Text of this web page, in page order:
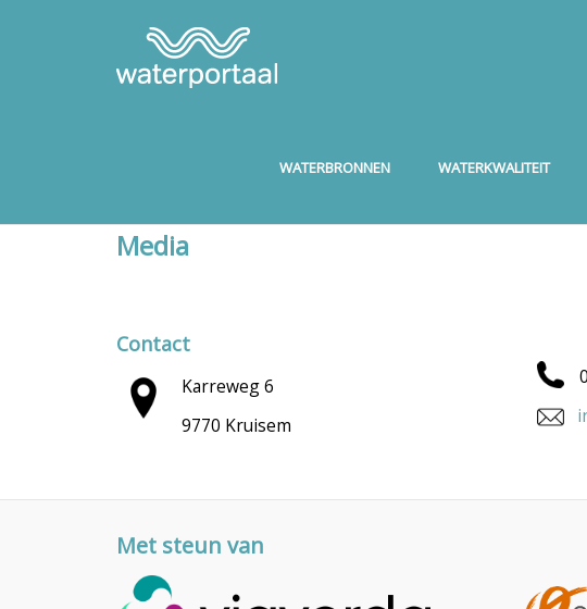
WATERBRONNEN WATERKWALITEIT
Media
Contact
Karreweg 6
9770 Kruisem
Met steun van